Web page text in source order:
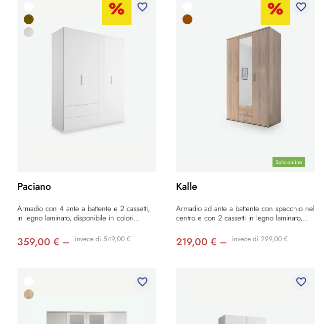
favorite_border
Paciano
Armadio con 4 ante a battente e 2 cassetti,
in legno laminato, disponibile in colori...
359,00 € – invece di 549,00 €
Solo online
favorite_border
Kalle
Armadio ad ante a battente con specchio nel
centro e con 2 cassetti in legno laminato,...
219,00 € – invece di 299,00 €
favorite_border favorite_border